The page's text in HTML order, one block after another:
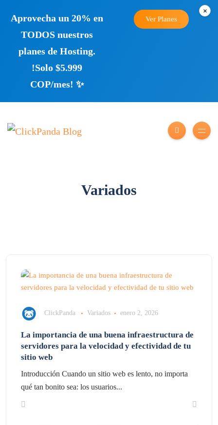
×
Aprovecha un 20% en
TODOS nuestros
planes de Hosting.
!Solo $5.999
COP/mes! ✨
Ver Planes
Variados
ClickPanda Variados enero 2, 2026
La importancia de una buena infraestructura de
servidores para la velocidad y efectividad de tu
sitio web
Introducción Cuando un sitio web es lento, no importa
qué tan bonito sea: los usuarios...